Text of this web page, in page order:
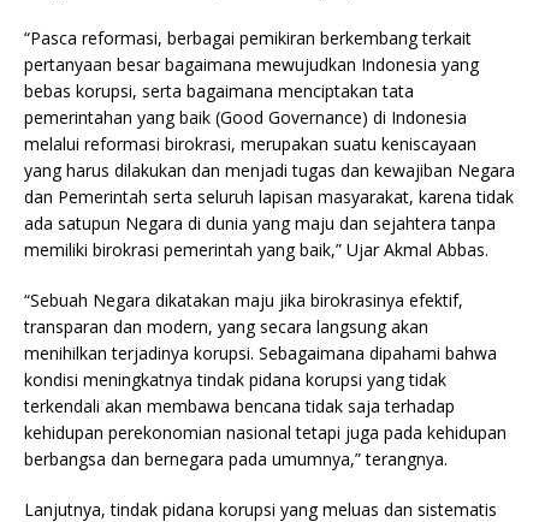
“Pasca reformasi, berbagai pemikiran berkembang terkait
pertanyaan besar bagaimana mewujudkan Indonesia yang
bebas korupsi, serta bagaimana menciptakan tata
pemerintahan yang baik (Good Governance) di Indonesia
melalui reformasi birokrasi, merupakan suatu keniscayaan
yang harus dilakukan dan menjadi tugas dan kewajiban Negara
dan Pemerintah serta seluruh lapisan masyarakat, karena tidak
ada satupun Negara di dunia yang maju dan sejahtera tanpa
memiliki birokrasi pemerintah yang baik,” Ujar Akmal Abbas.
“Sebuah Negara dikatakan maju jika birokrasinya efektif,
transparan dan modern, yang secara langsung akan
menihilkan terjadinya korupsi. Sebagaimana dipahami bahwa
kondisi meningkatnya tindak pidana korupsi yang tidak
terkendali akan membawa bencana tidak saja terhadap
kehidupan perekonomian nasional tetapi juga pada kehidupan
berbangsa dan bernegara pada umumnya,” terangnya.
Lanjutnya, tindak pidana korupsi yang meluas dan sistematis